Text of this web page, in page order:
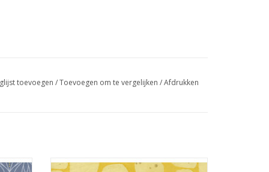
toevoegen /Toevoegen om te vergelijken /Afdrukken
geel met cirkels en goud metallic stipjes